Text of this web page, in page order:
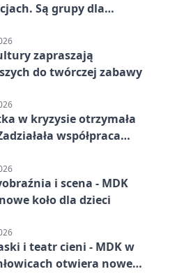
Są grupy dla
zapraszają
do twórczej zabawy
w kryzysie otrzymała
współpraca
i scena - MDK
koło dla dzieci
i teatr cieni - MDK w
otwiera nowe